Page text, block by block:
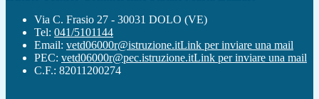
Via C. Frasio 27 - 30031 DOLO (VE)
Tel: 041/5101144
Email: vetd06000r@istruzione.itLink per inviare una mail
PEC: vetd06000r@pec.istruzione.itLink per inviare una mail
C.F.: 82011200274